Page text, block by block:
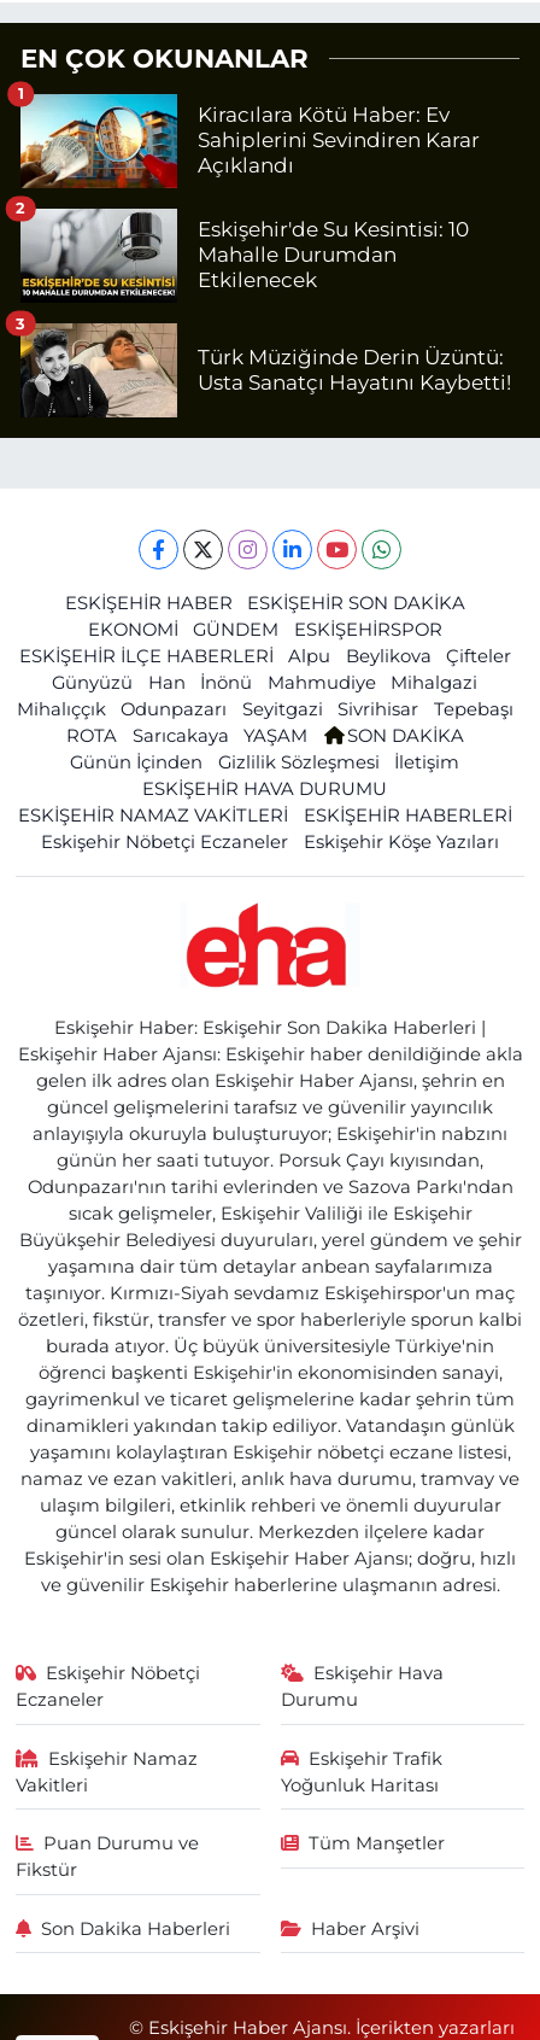
EN ÇOK OKUNANLAR
Kiracılara Kötü Haber: Ev
Sahiplerini Sevindiren Karar
Açıklandı
1
Eskişehir'de Su Kesintisi: 10
Mahalle Durumdan
Etkilenecek
2
Türk Müziğinde Derin Üzüntü:
Usta Sanatçı Hayatını Kaybetti!
3
ESKİŞEHİR HABER
ESKİŞEHİR SON DAKİKA
EKONOMİ
GÜNDEM
ESKİŞEHİRSPOR
ESKİŞEHİR İLÇE HABERLERİ
Alpu Beylikova
Çifteler
Günyüzü
Han İnönü Mahmudiye
Mihalgazi
Mihalıççık
Odunpazarı Seyitgazi Sivrihisar
Tepebaşı
ROTA
Sarıcakaya YAŞAM
SON DAKİKA
Günün İçinden
Gizlilik Sözleşmesi
İletişim
ESKİŞEHİR HAVA DURUMU
ESKİŞEHİR NAMAZ VAKİTLERİ
ESKİŞEHİR HABERLERİ
Eskişehir Nöbetçi Eczaneler
Eskişehir Köşe Yazıları
Eskişehir Haber: Eskişehir Son Dakika Haberleri |
Eskişehir Haber Ajansı: Eskişehir haber denildiğinde akla
gelen ilk adres olan Eskişehir Haber Ajansı, şehrin en
güncel gelişmelerini tarafsız ve güvenilir yayıncılık
anlayışıyla okuruyla buluşturuyor; Eskişehir'in nabzını
günün her saati tutuyor. Porsuk Çayı kıyısından,
Odunpazarı'nın tarihi evlerinden ve Sazova Parkı'ndan
sıcak gelişmeler, Eskişehir Valiliği ile Eskişehir
Büyükşehir Belediyesi duyuruları, yerel gündem ve şehir
yaşamına dair tüm detaylar anbean sayfalarımıza
taşınıyor. Kırmızı-Siyah sevdamız Eskişehirspor'un maç
özetleri, fikstür, transfer ve spor haberleriyle sporun kalbi
burada atıyor. Üç büyük üniversitesiyle Türkiye'nin
öğrenci başkenti Eskişehir'in ekonomisinden sanayi,
gayrimenkul ve ticaret gelişmelerine kadar şehrin tüm
dinamikleri yakından takip ediliyor. Vatandaşın günlük
yaşamını kolaylaştıran Eskişehir nöbetçi eczane listesi,
namaz ve ezan vakitleri, anlık hava durumu, tramvay ve
ulaşım bilgileri, etkinlik rehberi ve önemli duyurular
güncel olarak sunulur. Merkezden ilçelere kadar
Eskişehir'in sesi olan Eskişehir Haber Ajansı; doğru, hızlı
ve güvenilir Eskişehir haberlerine ulaşmanın adresi.
Eskişehir Nöbetçi
Eczaneler
Eskişehir Hava
Durumu
Eskişehir Namaz
Vakitleri
Eskişehir Trafik
Yoğunluk Haritası
Puan Durumu ve
Fikstür
Tüm Manşetler
Son Dakika Haberleri Haber Arşivi
© Eskişehir Haber Ajansı. İçerikten yazarları